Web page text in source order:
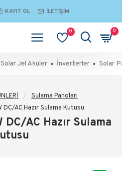
KAYIT OL İLETIŞIM
0 0
Solar Jel Aküler İnverterler Solar
Sulama Panoları
AC Hazır Sulama Kutusu
DC/AC Hazır Sulama